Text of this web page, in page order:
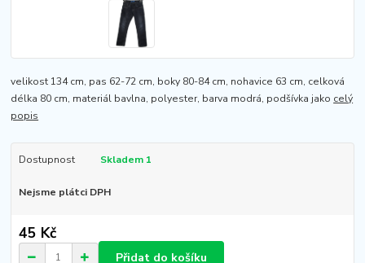
velikost 134 cm, pas 62-72 cm, boky 80-84 cm, nohavice 63 cm, celková
délka 80 cm, materiál bavlna, polyester, barva modrá, podšívka jako celý
popis
Dostupnost Skladem 1
Nejsme plátci DPH
45 Kč
Přidat do košíku